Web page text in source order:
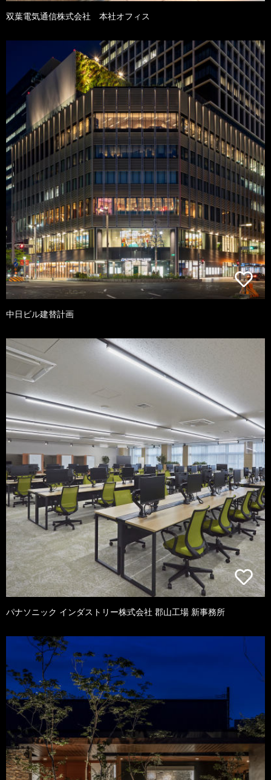
双葉電気通信株式会社 本社オフィス
中日ビル建替計画
パナソニック インダストリー株式会社 郡山工場 新事務所